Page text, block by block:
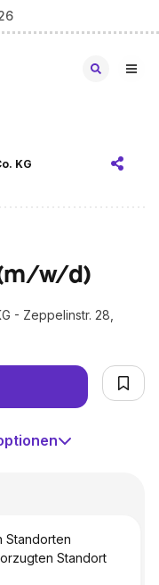
KG
w/d)
- Zeppelinstr. 28,
Standorten
Standort